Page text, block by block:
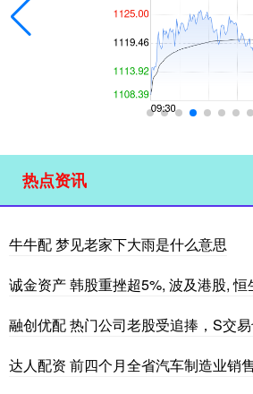
热点资讯
牛牛配 梦见老家下大雨是什么意思
诚金资产 韩股重挫超5%, 波及港股,
融创优配 热门公司老股受追捧，S交易
达人配资 前四个月全省汽车制造业销